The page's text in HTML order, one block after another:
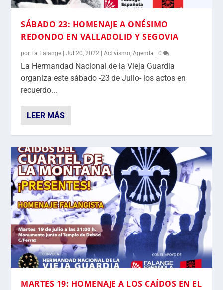
SÁBADO 23: HOMENAJE A ONÉSIMO
REDONDO EN VALLADOLID Y SEGOVIA
por La Falange |Jul 20, 2022 |Activismo,Agenda |0
La Hermandad Nacional de la Vieja Guardia
organiza este sábado -23 de Julio- los actos en
recuerdo...
LEER MÁS
MARTES 19: HOMENAJE A LOS CAÍDOS EN EL